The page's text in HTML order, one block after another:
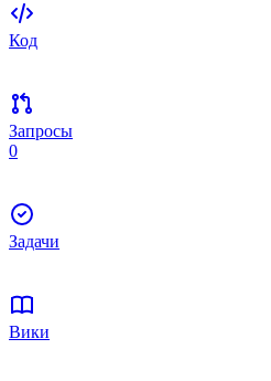
Код
Запросы
0
Задачи
Вики